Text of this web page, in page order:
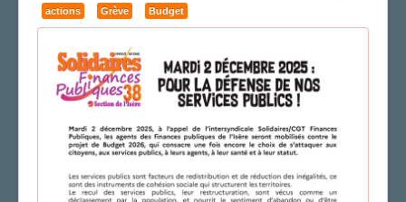
Action sociale
LE CHARMANT SON
LA SECTION
Vos correspondants
Vos élus
AGENDA
actions Grève Budget